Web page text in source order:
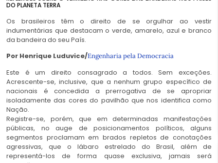
DO PLANETA TERRA
Os brasileiros têm o direito de se orgulhar ao vestir
indumentárias que destacam o verde, amarelo, azul e branco
da bandeira do seu País.
Por Henrique Luduvice/Engenharia pela Democracia
Este é um direito consagrado a todos. Sem exceções.
Acrescente-se, inclusive, que a nenhum grupo específico de
nacionais é concedida a prerrogativa de se apropriar
isoladamente das cores do pavilhão que nos identifica como
Nação.
Registre-se, porém, que em determinadas manifestações
públicas, no auge de posicionamentos políticos, alguns
segmentos proclamam em brados repletos de conotações
agressivas, que o lábaro estrelado do Brasil, além de
representá-los de forma quase exclusiva, jamais será